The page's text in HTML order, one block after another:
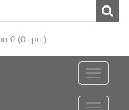
0 (0 грн.)